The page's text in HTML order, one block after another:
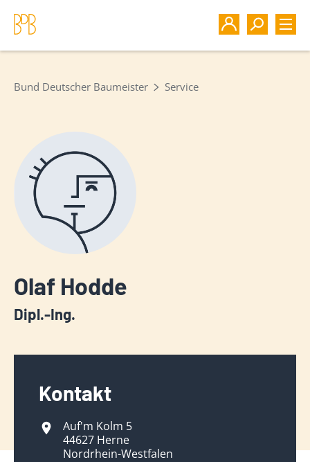
Bund Deutscher Baumeister Service
Olaf Hodde
Dipl.-Ing.
Kontakt
Auf'm Kolm 5
44627 Herne
Nordrhein-Westfalen